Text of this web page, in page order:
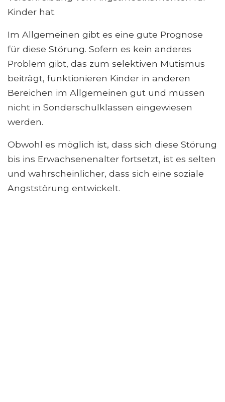
Kinder hat.
Im Allgemeinen gibt es eine gute Prognose
für diese Störung. Sofern es kein anderes
Problem gibt, das zum selektiven Mutismus
beiträgt, funktionieren Kinder in anderen
Bereichen im Allgemeinen gut und müssen
nicht in Sonderschulklassen eingewiesen
werden.
Obwohl es möglich ist, dass sich diese Störung
bis ins Erwachsenenalter fortsetzt, ist es selten
und wahrscheinlicher, dass sich eine soziale
Angststörung entwickelt.